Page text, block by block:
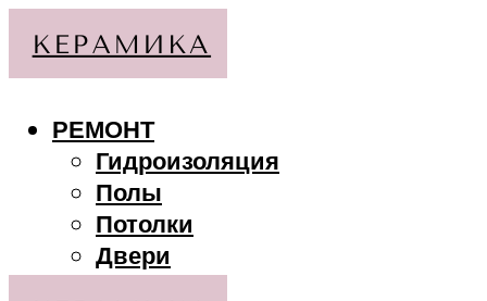
РЕМОНТ
Гидроизоляция
Полы
Потолки
Двери